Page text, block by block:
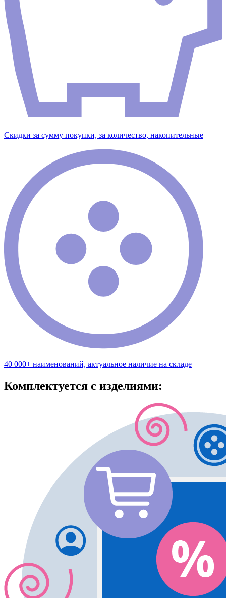
Скидки за сумму покупки, за количество, накопительные
40 000+ наименований, актуальное наличие на складе
Комплектуется с изделиями: